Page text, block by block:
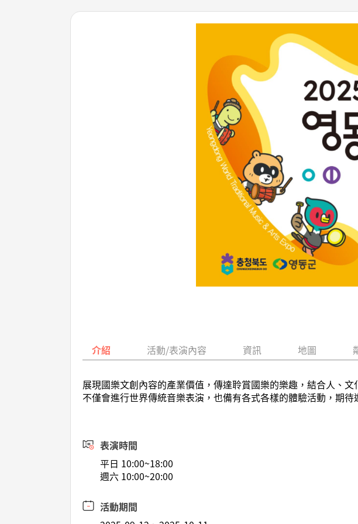
介紹 活動/表演內容 資訊 地圖
展現國樂文創內容的產業價值，傳達聆賞國樂的樂趣，結合人、
不僅會進行世界傳統音樂表演，也備有各式各樣的體驗活動，期待
表演時間
平日 10:00~18:00
週六 10:00~20:00
活動期間